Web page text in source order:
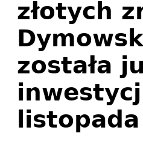
złotych
została